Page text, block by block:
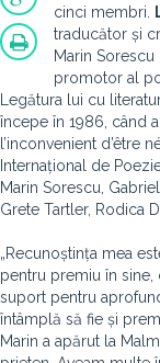
cinci membri.
traducător și
Marin
promotor al
Legătura lui cu
începe în 1986, când
l’inconvenient d’être
Internațional de
Marin Sorescu,
Grete Tartler, Rodica
„Recunoștința mea
pentru premiu în sine,
suport pentru
întâmplă să fie și
Marin a apărut la